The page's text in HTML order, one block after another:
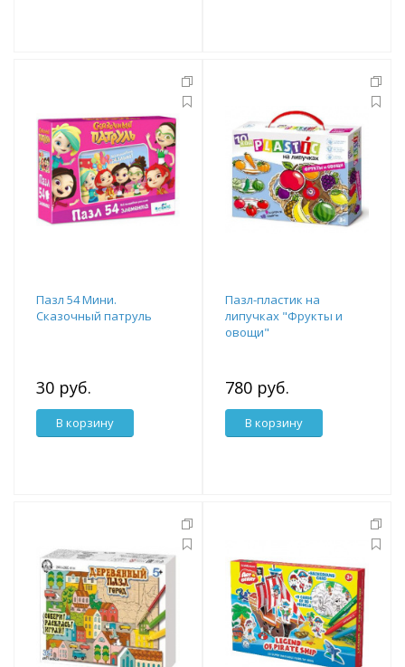
Пазл 54 Мини.
Сказочный патруль
30 руб.
В корзину
Пазл-пластик на
липучках "Фрукты и
овощи"
780 руб.
В корзину